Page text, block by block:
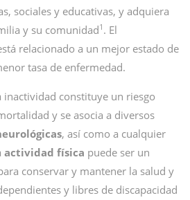
sociales y educativas, y adquiera
y su comunidad1 . El
relacionado a un mejor estado de
tasa de enfermedad.
inactividad constituye un riesgo
y se asocia a diversos
, así como a cualquier
actividad física puede ser un
conservar y mantener la salud y
y libres de discapacidad